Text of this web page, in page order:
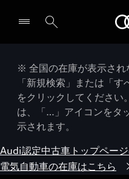
※ 全国の在庫が表示され
「新規検索」または「す
をクリックしてください
は、「…」アイコンをタ
示されます。
Audi認定中古車トップペー
電気自動車の在庫はこちら